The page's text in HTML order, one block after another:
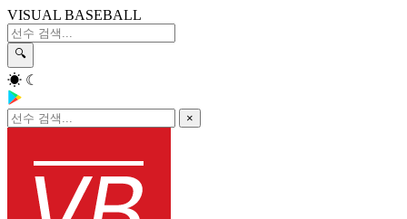
VISUAL BASEBALL
🔍
☀ ☾
×